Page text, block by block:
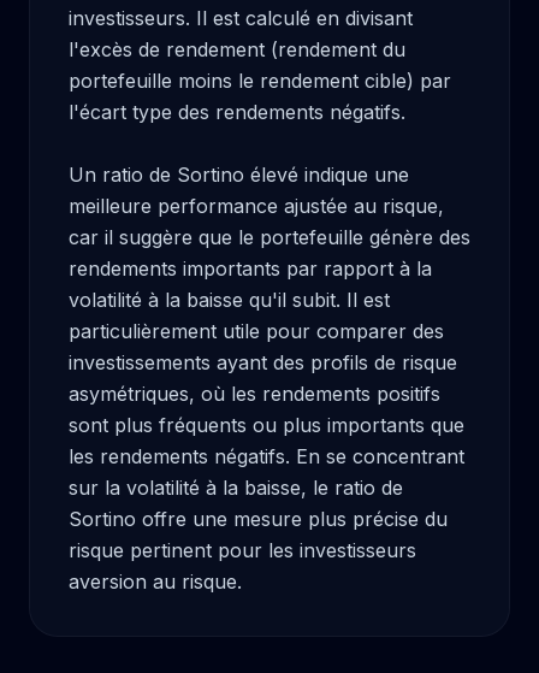
investisseurs. Il est calculé en divisant
l'excès de rendement (rendement du
portefeuille moins le rendement cible) par
l'écart type des rendements négatifs.
Un ratio de Sortino élevé indique une
meilleure performance ajustée au risque,
car il suggère que le portefeuille génère des
rendements importants par rapport à la
volatilité à la baisse qu'il subit. Il est
particulièrement utile pour comparer des
investissements ayant des profils de risque
asymétriques, où les rendements positifs
sont plus fréquents ou plus importants que
les rendements négatifs. En se concentrant
sur la volatilité à la baisse, le ratio de
Sortino offre une mesure plus précise du
risque pertinent pour les investisseurs
aversion au risque.